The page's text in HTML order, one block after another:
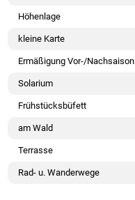
Höhenlage
kleine Karte
Ermäßigung Vor-/Nachsaison
Solarium
Frühstücksbüfett
am Wald
Terrasse
Rad- u. Wanderwege